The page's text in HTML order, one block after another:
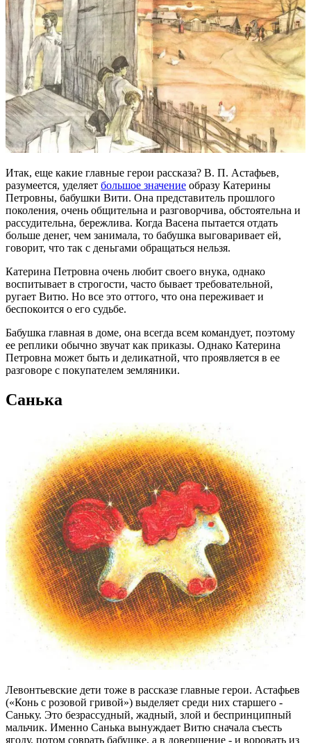
Итак, еще какие главные герои рассказа? В. П. Астафьев,
разумеется, уделяет большое значение образу Катерины
Петровны, бабушки Вити. Она представитель прошлого
поколения, очень общительна и разговорчива, обстоятельна и
рассудительна, бережлива. Когда Васена пытается отдать
больше денег, чем занимала, то бабушка выговаривает ей,
говорит, что так с деньгами обращаться нельзя.
Катерина Петровна очень любит своего внука, однако
воспитывает в строгости, часто бывает требовательной,
ругает Витю. Но все это оттого, что она переживает и
беспокоится о его судьбе.
Бабушка главная в доме, она всегда всем командует, поэтому
ее реплики обычно звучат как приказы. Однако Катерина
Петровна может быть и деликатной, что проявляется в ее
разговоре с покупателем земляники.
Санька
Левонтьевские дети тоже в рассказе главные герои. Астафьев
(«Конь с розовой гривой») выделяет среди них старшего -
Саньку. Это безрассудный, жадный, злой и беспринципный
мальчик. Именно Санька вынуждает Витю сначала съесть
ягоду, потом соврать бабушке, а в довершение - и воровать из